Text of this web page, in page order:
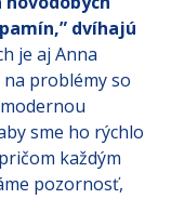
dvíhajú
je aj Anna
problémy so
sme ho rýchlo
každým
pozornosť,